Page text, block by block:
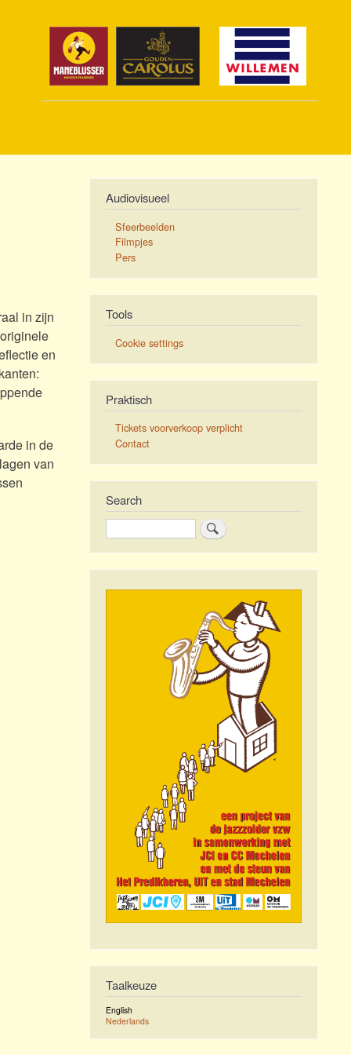
in zijn
en
in de
van
Audiovisueel
Sfeerbeelden
Filmpjes
Pers
Tools
Cookie settings
Praktisch
Tickets voorverkoop verplicht
Contact
Search
Search
Taalkeuze
English
Nederlands